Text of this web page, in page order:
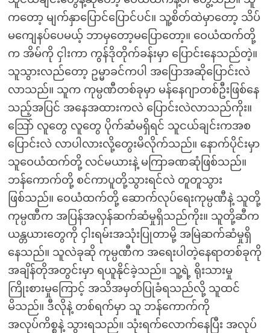
ကတော့ မျက်နှာပြောင်ပြောင်ပင်။ သူ့စိတ်ထဲမှာတော့ သိပ်
မကျေနပ်ပေမယ့် ဘာမှတော့မပြောတော့။ ဝေယံထက်တို့
က အိမ်ကို ငှါးကာ ကွန်ဒိုတိုက်ခန်းမှာ ပြောင်းနေသည်တဲ့။
သူသွားလည်တော့ ဥမ္မာခင်ကပါ အပြောအဆိုပြောင်းလဲ
လာသည်။ သူက ကုမ္ပဏီတစ်ခုမှာ မန်နေဂျာတစ်ဦးဖြစ်နေ
သည့်အပြင် အနေအထားကလဲ ပြောင်းလဲလာသည်ကိုး။
သြော် လူတွေ လူတွေ ပိုက်ဆံမရှိရင် သူငယ်ချင်းကအစ
ပြောင်းလဲ လာပါလားလို့တွေးမိလိုက်သည်။ နောက်ပိုင်းမှာ
သူဝေယံထက်တို့ လင်မယားနဲ့ မကြာခဏဆုံဖြစ်သည်။
ဘန်ကောက်တို့ စင်ကာပူတို့သွားရင်လဲ တူတူသွား
ဖြစ်သည်။ ဝေယံထက်တို့ ဆောက်လုပ်ရေးကုမ္ပဏီနဲ့ သူတို့
ကုမ္ပဏီက အပြန်အလှန်ဆက်ဆံမှုရှိသည်ကိုး။ သူတို့ဆီက
ယန္တယားတွေကို ငှါးရမ်းအသုံးပြုတာမို့ အမြဲဆက်ဆံမှုရှိ
နေသည်။ သူလဲခုဆို ကုမ္ပဏီက အရေးပါတဲ့နေရာတစ်ခုကို
အချိန်တိုအတွင်းမှာ ရယူနိုင်ခဲ့သည်။ သူ့ရဲ့ ရိုးသားမှု
ကြိုးစားမှုကြောင့် အသိအမှတ်ပြုခံရသည်လို့ သူထင်
မိသည်။ ဒီလိုနဲ့ တစ်ရက်မှာ သူ ဘန်ကောက်ကို
အလုပ်ကိစ္စနဲ့ သွားရသည်။ သုံးရက်လောက်နေပြီး အလုပ်